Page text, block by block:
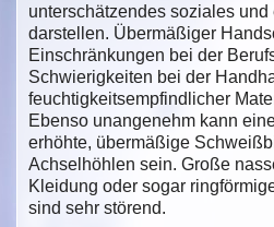
unterschätzendes soziales
darstellen. Übermäßiger
Einschränkungen bei der
Schwierigkeiten bei der
feuchtigkeitsempfindlicher
Ebenso unangenehm kann
erhöhte, übermäßige
Achselhöhlen sein. Große
Kleidung oder sogar
sind sehr störend.